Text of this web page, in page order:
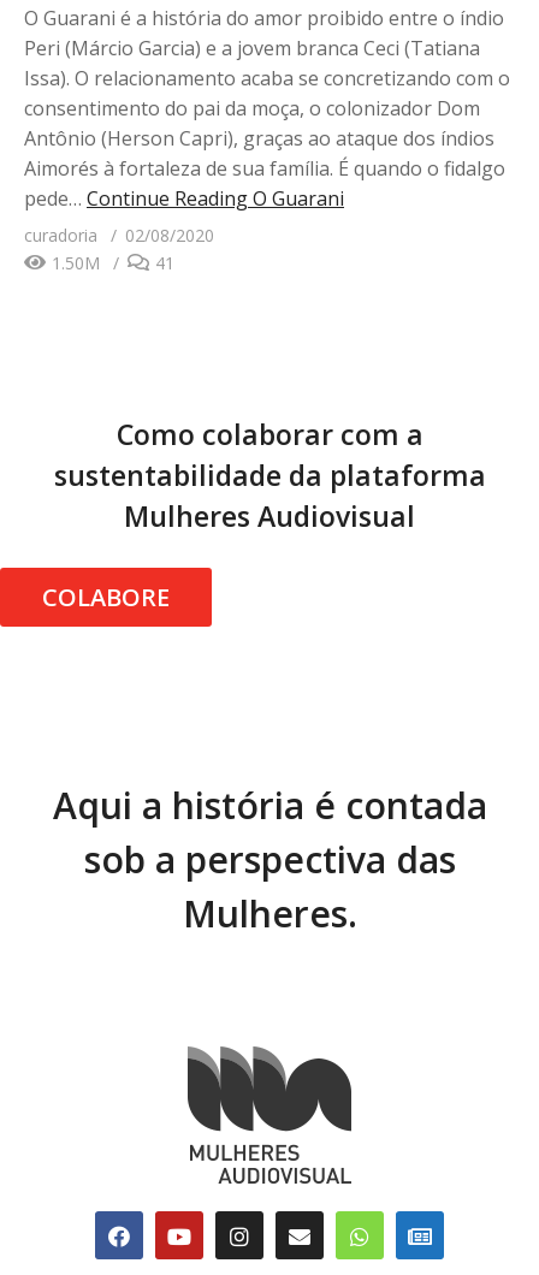
O Guarani é a história do amor proibido entre o índio
Peri (Márcio Garcia) e a jovem branca Ceci (Tatiana
Issa). O relacionamento acaba se concretizando com o
consentimento do pai da moça, o colonizador Dom
Antônio (Herson Capri), graças ao ataque dos índios
Aimorés à fortaleza de sua família. É quando o fidalgo
pede… Continue ReadingO Guarani
curadoria
02/08/2020
1.50M
41
Como colaborar com a
sustentabilidade da plataforma
Mulheres Audiovisual
COLABORE
Aqui a história é contada
sob a perspectiva das
Mulheres.